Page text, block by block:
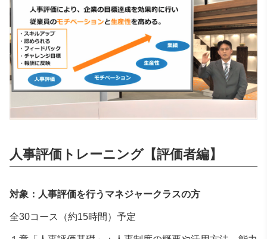
人事評価トレーニング【評価者編】
対象：人事評価を行うマネジャークラスの方
全30コース（約15時間）予定